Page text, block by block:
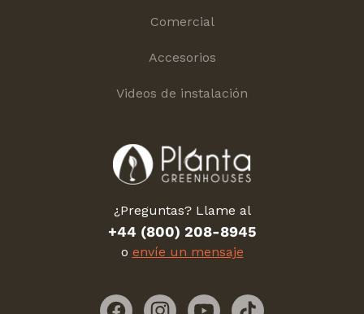
Comercial
Accesorios
Videos de instalación
¿Preguntas? Llame al
+44 (800) 208-8945
o envíe un mensaje